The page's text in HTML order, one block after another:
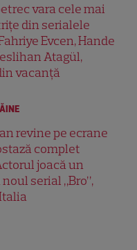
vara cele mai
din serialele
Evcen, Hande
Atagül,
vacanță
revine pe ecrane
complet
joacă un
serial „Bro”,